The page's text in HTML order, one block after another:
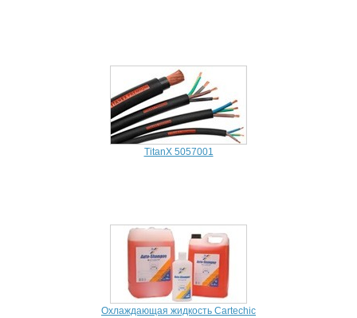
TitanX 5057001
Охлаждающая жидкость Cartechic